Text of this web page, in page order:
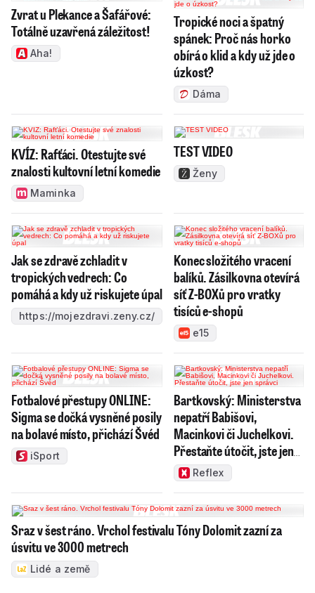
Zvrat u Plekance a Šafářové:
Totálně uzavřená záležitost!
Aha!
Tropické noci a špatný
spánek: Proč nás horko
obírá o klid a kdy už jde o
úzkost?
Dáma
KVÍZ: Rafťáci. Otestujte své
znalosti kultovní letní komedie
Maminka
TEST VIDEO
Ženy
Jak se zdravě zchladit v
tropických vedrech: Co
pomáhá a kdy už riskujete úpal
https://mojezdravi.zeny.cz/
Konec složitého vracení
balíků. Zásilkovna otevírá
síť Z-BOXů pro vratky
tisíců e-shopů
e15
Fotbalové přestupy ONLINE:
Sigma se dočká vysněné posily
na bolavé místo, přichází Švéd
iSport
Bartkovský: Ministerstva
nepatří Babišovi,
Macinkovi či Juchelkovi.
Přestaňte útočit, jste jen
správci
Reflex
Sraz v šest ráno. Vrchol festivalu Tóny Dolomit zazní za
úsvitu ve 3000 metrech
Lidé a země